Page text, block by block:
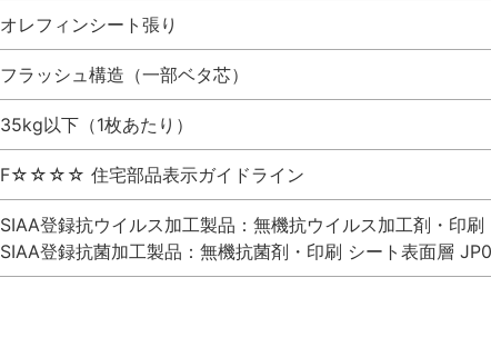
オレフィンシート張り
フラッシュ構造（一部ベタ芯）
35kg以下（1枚あたり）
F☆☆☆☆ 住宅部品表示ガイドライン
SIAA登録抗ウイルス加工製品：無機抗ウイルス加工剤・印
SIAA登録抗菌加工製品：無機抗菌剤・印刷 シート表面層